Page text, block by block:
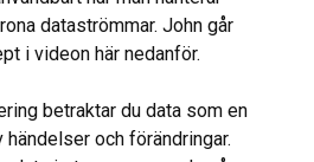
dataströmmar. John går
i videon här nedanför.
betraktar du data som en
och förändringar.